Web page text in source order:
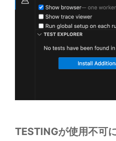
TESTINGが使用不可